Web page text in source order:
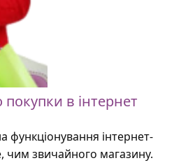
в інтернет
функціонування інтернет-
чим звичайного магазину.